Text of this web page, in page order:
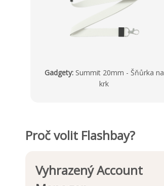
Gadgety: Summit 20mm - Šňůrka na
krk
Proč volit Flashbay?
Vyhrazený Account